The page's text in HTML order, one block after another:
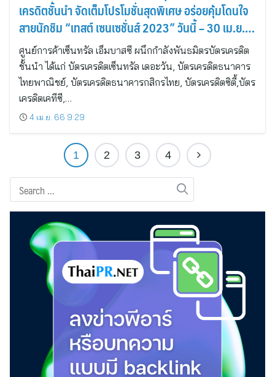
เครดิตชั้นนำ จัดเต็มโปรโมชั่นสุดพิเศษ อร่อยคุ้มโดนใจ
สายนักชิม “เทสต์ เซนเซชั่นส์ 2023” วันนี้ – 30 เม.ย.
66
ศูนย์การค้าเซ็นทรัล เอ็มบาสซี ผนึกกำลังพันธมิตรบัตรเครดิต
ชั้นนำ ได้แก่ บัตรเครดิตเซ็นทรัล เดอะวัน, บัตรเครดิตธนาคาร
ไทยพาณิชย์, บัตรเครดิตธนาคารกสิกรไทย, บัตรเครดิตซิตี้,บัตร
เครดิตเคทีซี,…
4 เม.ย. 66 9:29
1 2 3 4